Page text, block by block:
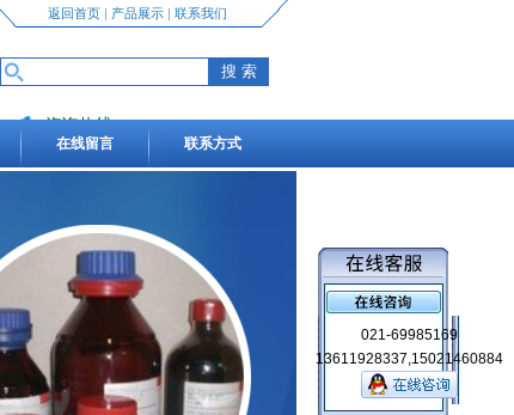
返回首页| 产品展示| 联系我们
咨询热线
13611928337,15021460884
在线留言 联系方式
021-69985169
13611928337,15021460884